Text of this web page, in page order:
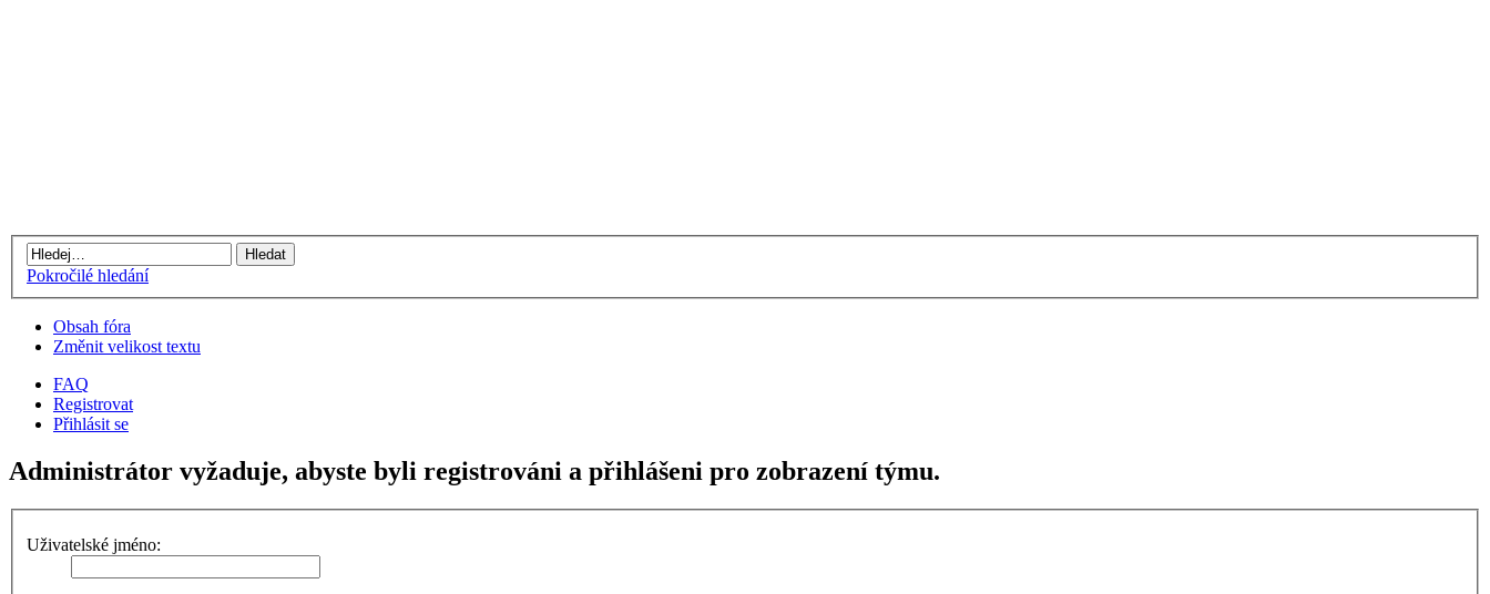
Pokročilé hledání
Obsah fóra
Změnit velikost textu
FAQ
Registrovat
Přihlásit se
Administrátor vyžaduje, abyste byli registrováni a přihlášeni pro zobrazení týmu.
Uživatelské jméno: